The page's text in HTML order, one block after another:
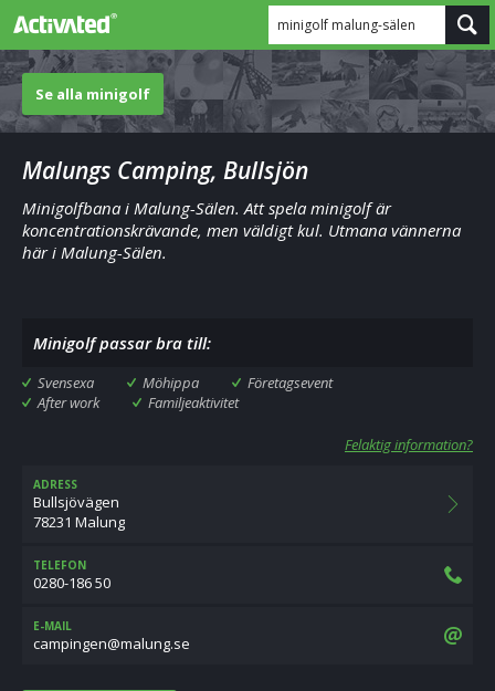
minigolf malung-sälen
Se alla minigolf
Malungs Camping, Bullsjön
Minigolfbana i Malung-Sälen. Att spela minigolf är
koncentrationskrävande, men väldigt kul. Utmana vännerna
här i Malung-Sälen.
Minigolf passar bra till:
Svensexa Möhippa
Företagsevent
After work
Familjeaktivitet
Felaktig information?
ADRESS
Bullsjövägen
78231 Malung
TELEFON
0280-186 50
E-MAIL
es.gnulam@negnipmac